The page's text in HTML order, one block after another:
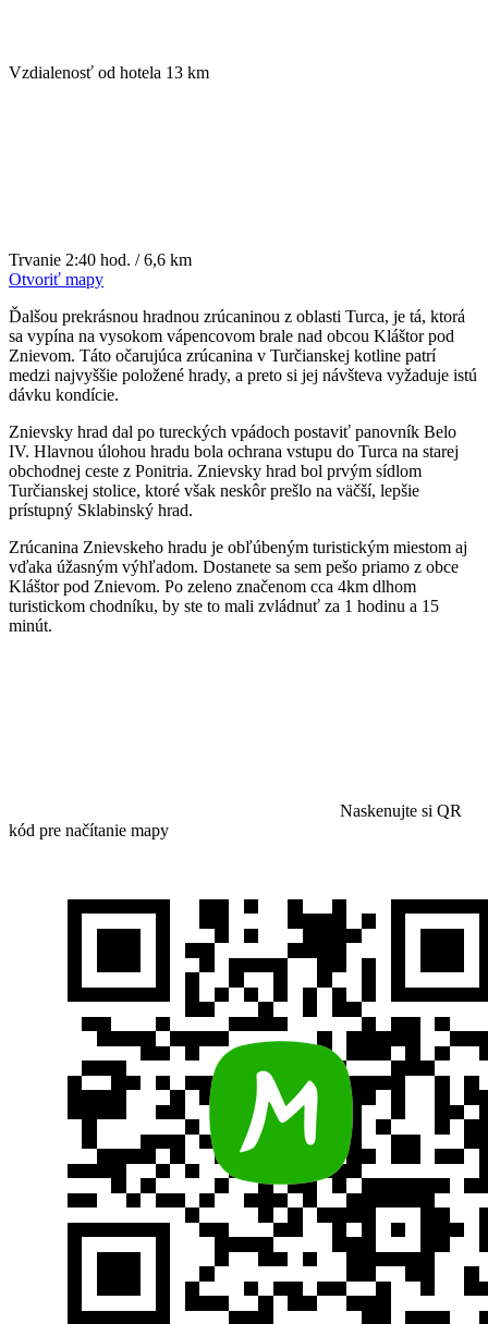
Vzdialenosť od hotela 13 km
Trvanie 2:40 hod. / 6,6 km
Otvoriť mapy
Ďalšou prekrásnou hradnou zrúcaninou z oblasti Turca, je tá, ktorá
sa vypína na vysokom vápencovom brale nad obcou Kláštor pod
Znievom. Táto očarujúca zrúcanina v Turčianskej kotline patrí
medzi najvyššie položené hrady, a preto si jej návšteva vyžaduje istú
dávku kondície.
Znievsky hrad dal po tureckých vpádoch postaviť panovník Belo
IV. Hlavnou úlohou hradu bola ochrana vstupu do Turca na starej
obchodnej ceste z Ponitria. Znievsky hrad bol prvým sídlom
Turčianskej stolice, ktoré však neskôr prešlo na väčší, lepšie
prístupný Sklabinský hrad.
Zrúcanina Znievskeho hradu je obľúbeným turistickým miestom aj
vďaka úžasným výhľadom. Dostanete sa sem pešo priamo z obce
Kláštor pod Znievom. Po zeleno značenom cca 4km dlhom
turistickom chodníku, by ste to mali zvládnuť za 1 hodinu a 15
minút.
Naskenujte si QR
kód pre načítanie mapy